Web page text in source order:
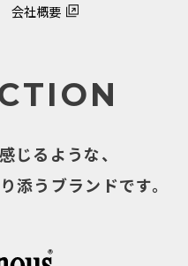
会社概要
じるような、
添うブランドです。